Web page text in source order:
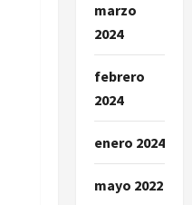
marzo
2024
febrero
2024
enero 2024
mayo 2022